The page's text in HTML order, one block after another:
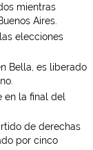
mientras
Aires.
elecciones
Bella, es liberado
en la final del
de derechas
por cinco